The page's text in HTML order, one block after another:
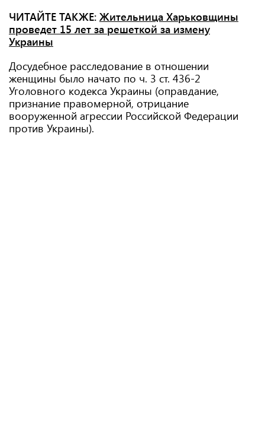
ЧИТАЙТЕ ТАКЖЕ: Жительница Харьковщины
проведет 15 лет за решеткой за измену
Украины
Досудебное расследование в отношении
женщины было начато по ч. 3 ст. 436-2
Уголовного кодекса Украины (оправдание,
признание правомерной, отрицание
вооруженной агрессии Российской Федерации
против Украины).